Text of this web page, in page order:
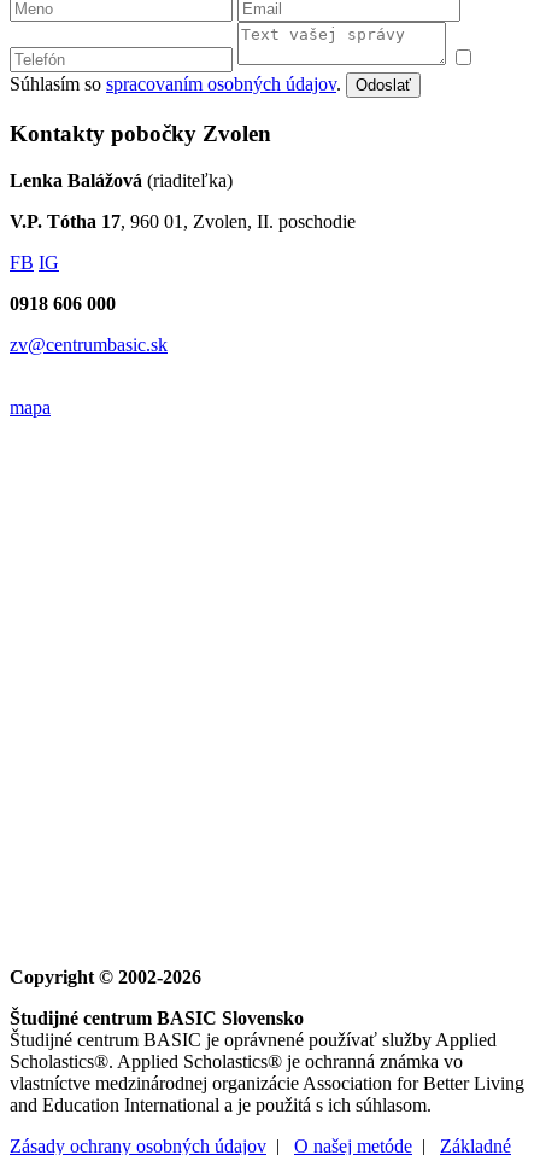
Súhlasím so spracovaním osobných údajov. Odoslať
Kontakty pobočky Zvolen
Lenka Balážová (riaditeľka)
V.P. Tótha 17, 960 01, Zvolen, II. poschodie
FB IG
0918 606 000
zv@centrumbasic.sk
mapa
Copyright © 2002-2026
Študijné centrum BASIC Slovensko
Študijné centrum BASIC je oprávnené používať služby Applied
Scholastics®. Applied Scholastics® je ochranná známka vo
vlastníctve medzinárodnej organizácie Association for Better Living
and Education International a je použitá s ich súhlasom.
Zásady ochrany osobných údajov | O našej metóde | Základné